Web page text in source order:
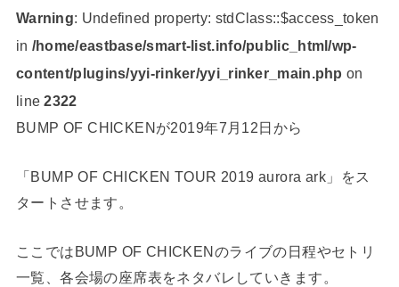
Warning: Undefined property: stdClass::$access_token
in /home/eastbase/smart-list.info/public_html/wp-
content/plugins/yyi-rinker/yyi_rinker_main.php on
line2322
BUMP OF CHICKENが2019年7月12日から
「BUMP OF CHICKEN TOUR 2019 aurora ark」をス
タートさせます。
ここではBUMP OF CHICKENのライブの日程やセトリ
一覧、各会場の座席表をネタバレしていきます。